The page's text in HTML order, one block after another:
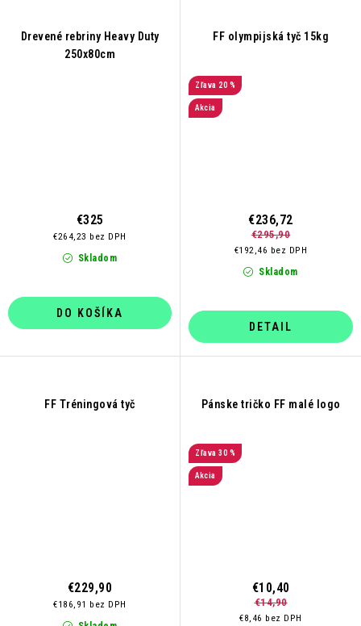
Drevené rebriny Heavy Duty
250x80cm
Skladom
€264,23 bez DPH
€325
DO KOŠÍKA
FF olympijská tyč 15kg
20 %
Akcia
Skladom
€192,46 bez DPH
€236,72
€295,90
DETAIL
FF Tréningová tyč
€186,91 bez DPH
€229,90
Pánske tričko FF malé logo
30 %
Akcia
€8,46 bez DPH
€10,40
€14,90